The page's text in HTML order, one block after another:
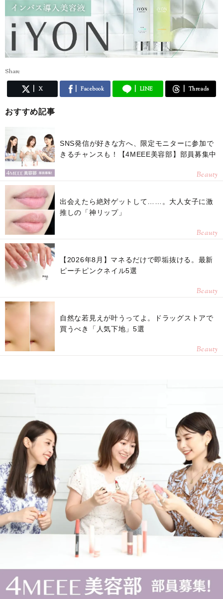
Share
X Facebook LINE Threads
おすすめ記事
SNS発信が好きな方へ、限定モニターに参加で
きるチャンスも！【4MEEE美容部】部員募集中
Beauty
出会えたら絶対ゲットして……。大人女子に激
推しの「神リップ」
Beauty
【2026年8月】マネるだけで即垢抜ける。最新
ピーチピンクネイル5選
Beauty
自然な若見えが叶うってよ。ドラッグストアで
買うべき「人気下地」5選
Beauty